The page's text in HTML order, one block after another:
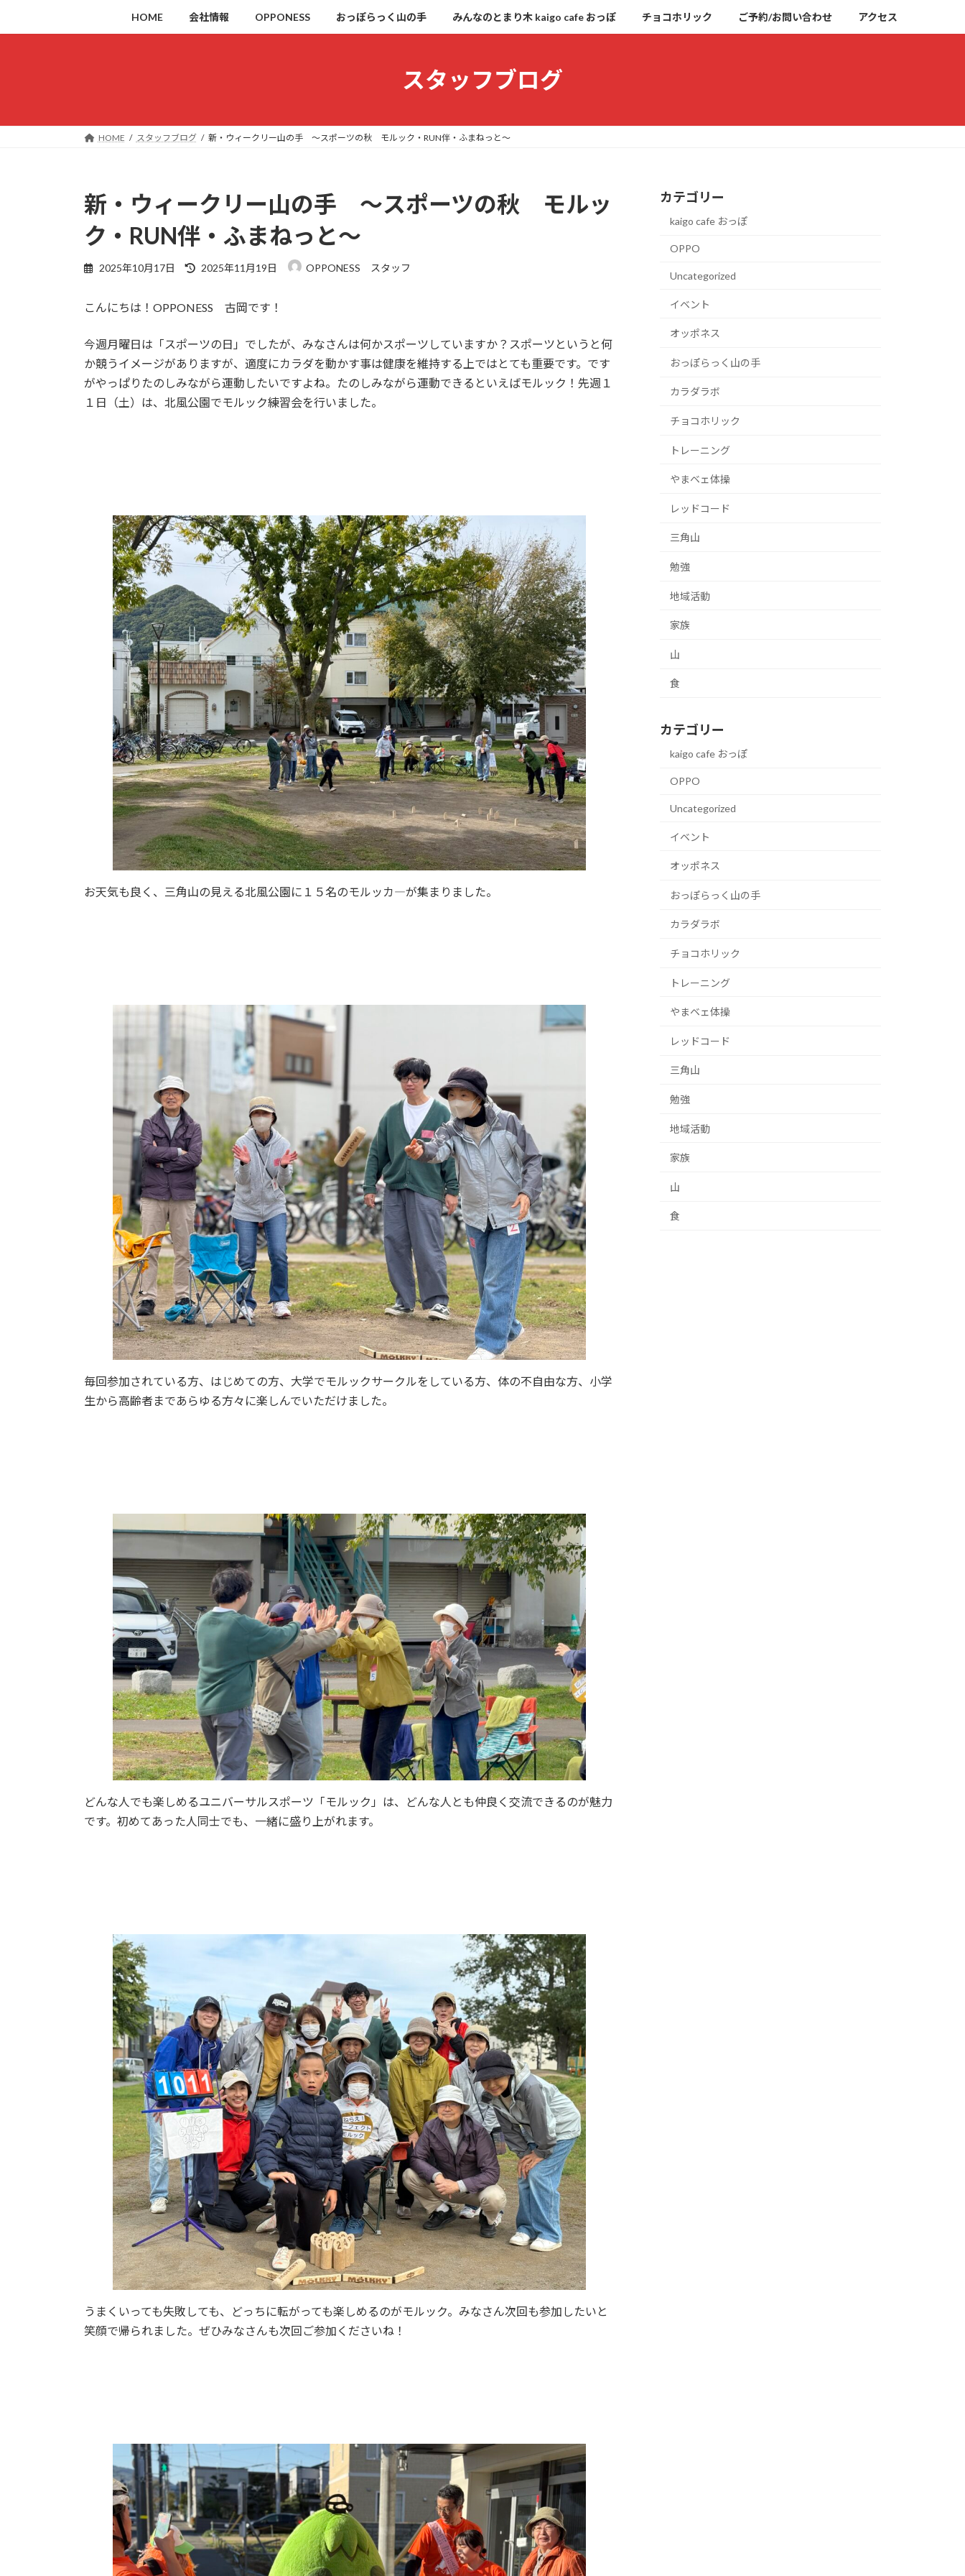
キ
に
HOME 会社情報 OPPONESS おっぽらっく山の手 みんなのとまり木 kaigo cafe おっぽ チョコホリック ご予約/お問い合わせ アクセス
スタッフブログ
HOME スタッフブログ 新・ウィークリー山の手 ～スポーツの秋 モルック・RUN伴・ふまねっと～
新・ウィークリー山の手 ～スポーツの秋 モルッ
ク・RUN伴・ふまねっと～
2025年10月17日
最
新
:
2025年11月19日 OPPONESS スタッフ
こんにちは！OPPONESS 古岡です！
今週月曜日は「スポーツの日」でしたが、みなさんは何かスポーツしていますか？スポーツというと何
か競うイメージがありますが、適度にカラダを動かす事は健康を維持する上ではとても重要です。です
がやっぱりたのしみながら運動したいですよね。たのしみながら運動できるといえばモルック！先週１
１日（土）は、北風公園でモルック練習会を行いました。
お天気も良く、三角山の見える北風公園に１５名のモルッカ―が集まりました。
毎回参加されている方、はじめての方、大学でモルックサークルをしている方、体の不自由な方、小学
生から高齢者まであらゆる方々に楽しんでいただけました。
どんな人でも楽しめるユニバーサルスポーツ「モルック」は、どんな人とも仲良く交流できるのが魅力
です。初めてあった人同士でも、一緒に盛り上がれます。
うまくいっても失敗しても、どっちに転がっても楽しめるのがモルック。みなさん次回も参加したいと
笑顔で帰られました。ぜひみなさんも次回ご参加くださいね！
カテゴリー
kaigo cafe おっぽ
OPPO
Uncategorized
イベント
オッポネス
おっぽらっく山の手
カラダラボ
チョコホリック
トレーニング
やまベェ体操
レッドコード
三角山
勉強
地域活動
家族
山
食
カテゴリー
kaigo cafe おっぽ
OPPO
Uncategorized
イベント
オッポネス
おっぽらっく山の手
カラダラボ
チョコホリック
トレーニング
やまベェ体操
レッドコード
三角山
勉強
地域活動
家族
山
食